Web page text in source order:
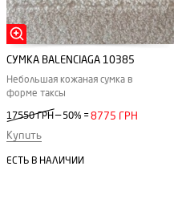
СУМКА BALENCIAGA 10385
Небольшая кожаная сумка в
форме таксы
17550 ГРН— 50% =8775 ГРН
Купить
ЕСТЬ В НАЛИЧИИ